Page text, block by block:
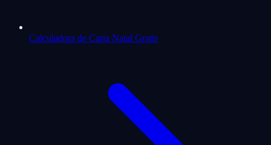
Calculadora de Carta Natal Gratis